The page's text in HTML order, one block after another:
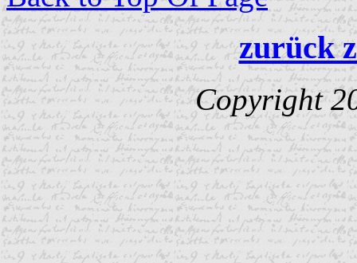
zurück
Copyright